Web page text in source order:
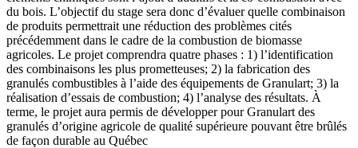
du bois. L’objectif du stage sera donc d’évaluer quelle combinaison
de produits permettrait une réduction des problèmes cités
précédemment dans le cadre de la combustion de biomasse
agricoles. Le projet comprendra quatre phases : 1) l’identification
des combinaisons les plus prometteuses; 2) la fabrication des
granulés combustibles à l’aide des équipements de Granulart; 3) la
réalisation d’essais de combustion; 4) l’analyse des résultats. À
terme, le projet aura permis de développer pour Granulart des
granulés d’origine agricole de qualité supérieure pouvant être brûlés
de façon durable au Québec